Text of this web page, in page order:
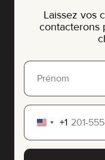
Laissez vos
contacterons
United
States
+1